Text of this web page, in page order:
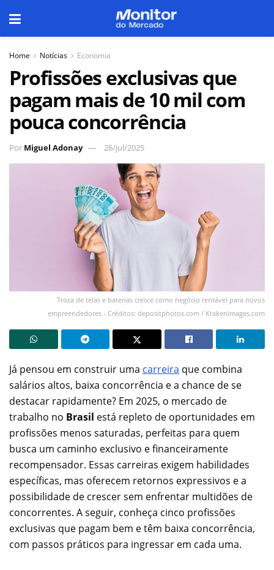
Home Notícias Economia
Profissões exclusivas que
pagam mais de 10 mil com
pouca concorrência
Por Miguel Adonay 26/jul/2025
Troca de telas e baterias cresce como negócio rentável para novos
empreendedores - Créditos: depositphotos.com / Krakenimages.com
Já pensou em construir uma carreira que combina
salários altos, baixa concorrência e a chance de se
destacar rapidamente? Em 2025, o mercado de
trabalho no Brasil está repleto de oportunidades em
profissões menos saturadas, perfeitas para quem
busca um caminho exclusivo e financeiramente
recompensador. Essas carreiras exigem habilidades
específicas, mas oferecem retornos expressivos e a
possibilidade de crescer sem enfrentar multidões de
concorrentes. A seguir, conheça cinco profissões
exclusivas que pagam bem e têm baixa concorrência,
com passos práticos para ingressar em cada uma.